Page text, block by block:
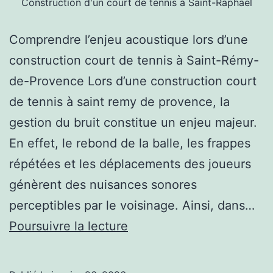
Construction d'un court de tennis à Saint-Raphaël
Comprendre l’enjeu acoustique lors d’une
construction court de tennis à Saint-Rémy-
de-Provence Lors d’une construction court
de tennis à saint remy de provence, la
gestion du bruit constitue un enjeu majeur.
En effet, le rebond de la balle, les frappes
répétées et les déplacements des joueurs
génèrent des nuisances sonores
perceptibles par le voisinage. Ainsi, dans…
Poursuivre la lecture